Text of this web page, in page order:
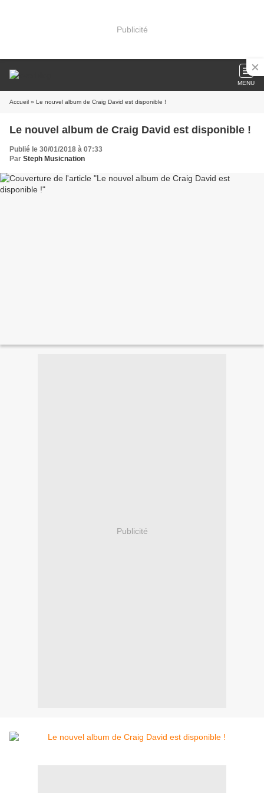
Publicité
MENU
Accueil » Le nouvel album de Craig David est disponible !
Le nouvel album de Craig David est disponible !
Publié le 30/01/2018 à 07:33
Par Steph Musicnation
Publicité